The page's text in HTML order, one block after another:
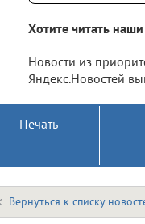
Хотите читать
Новости из
Яндекс.Новостей
Печать
Вернуться к списку